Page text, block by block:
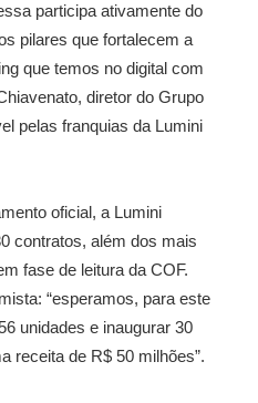
participa ativamente do
pilares que fortalecem a
que temos no digital com
diretor do Grupo
pelas franquias da Lumini
oficial, a Lumini
contratos, além dos mais
fase de leitura da COF.
“esperamos, para este
unidades e inaugurar 30
receita de R$ 50 milhões”.